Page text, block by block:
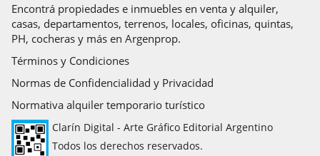
Encontrá propiedades e inmuebles en venta y alquiler,
casas, departamentos, terrenos, locales, oficinas, quintas,
PH, cocheras y más en Argenprop.
Términos y Condiciones
Normas de Confidencialidad y Privacidad
Normativa alquiler temporario turístico
Clarín Digital - Arte Gráfico Editorial Argentino
Todos los derechos reservados.